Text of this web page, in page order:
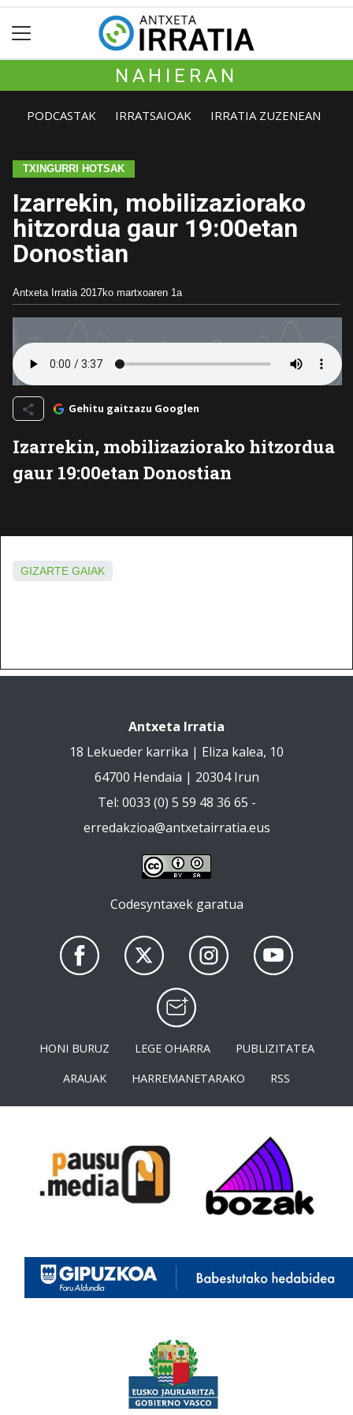
NAHIERAN
PODCASTAK IRRATSAIOAK IRRATIA ZUZENEAN
TXINGURRI HOTSAK
Izarrekin, mobilizaziorako
hitzordua gaur 19:00etan
Donostian
Antxeta Irratia 2017ko martxoaren 1a
Gehitu gaitzazu Googlen
Izarrekin, mobilizaziorako hitzordua
gaur 19:00etan Donostian
GIZARTE GAIAK
Antxeta Irratia
18 Lekueder karrika | Eliza kalea, 10
64700 Hendaia | 20304 Irun
Tel: 0033 (0) 5 59 48 36 65 -
erredakzioa@antxetairratia.eus
Codesyntaxek garatua
HONI BURUZ LEGE OHARRA
PUBLIZITATEA
ARAUAK
HARREMANETARAKO RSS